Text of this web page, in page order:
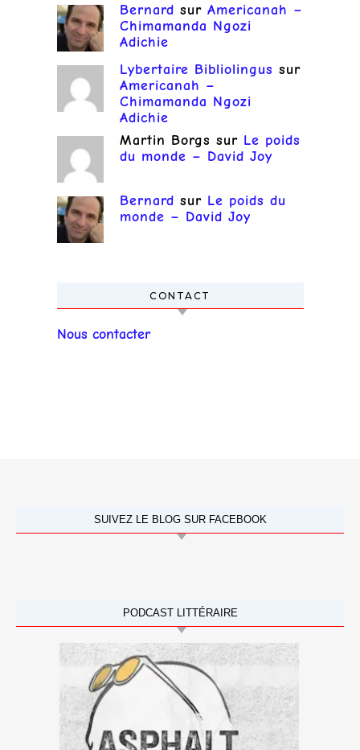
Bernard sur Americanah –
Chimamanda Ngozi
Adichie
Lybertaire Bibliolingus sur
Americanah –
Chimamanda Ngozi
Adichie
Martin Borgs sur Le poids
du monde – David Joy
Bernard sur Le poids du
monde – David Joy
CONTACT
Nous contacter
SUIVEZ LE BLOG SUR FACEBOOK
PODCAST LITTÉRAIRE